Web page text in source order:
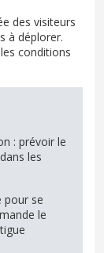
des visiteurs
à déplorer.
conditions
: prévoir le
les
pour se
le